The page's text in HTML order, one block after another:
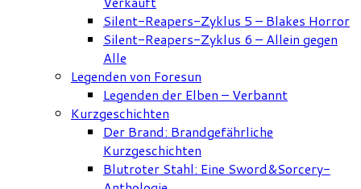
Silent-Reapers-Zyklus 5 – Blakes Horror
Silent-Reapers-Zyklus 6 – Allein gegen
Alle
Legenden von Foresun
Legenden der Elben – Verbannt
Kurzgeschichten
Der Brand: Brandgefährliche
Kurzgeschichten
Blutroter Stahl: Eine Sword&Sorcery-